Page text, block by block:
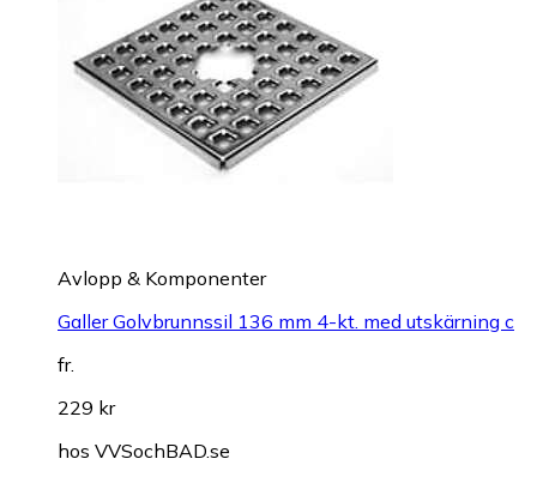
Avlopp & Komponenter
Galler Golvbrunnssil 136 mm 4-kt. med utskärning c
fr.
229 kr
hos VVSochBAD.se